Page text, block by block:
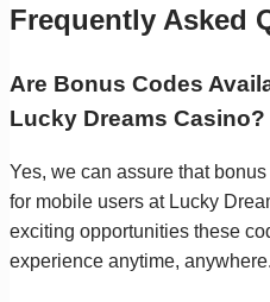
Frequently Asked
Are Bonus Codes
Lucky Dreams Casino?
Yes, we can assure that
for mobile users at Lucky
exciting opportunities these
experience anytime, anywhere.